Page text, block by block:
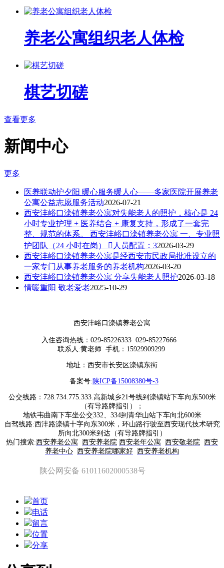
养老公寓组织老人体检
棋艺切磋
查看更多
新闻中心
更多
医养联动护夕阳 暖心服务暖人心——多家医院开展养老
公寓公益志愿服务活动2026-07-21
西安沣峪口滦镇养老公寓对失能老人的照护，核心是 24
小时专业护理 + 医养结合 + 康复支持，形成了一套完
整、规范的体系。 西安沣峪口滦镇养老公寓 一、专业照
护团队（24 小时在岗） 人员配置：32026-03-29
西安沣峪口滦镇养老公寓是经西安市民政局批准设立的
一家专门从事养老服务的养老机构2026-03-20
西安沣峪口滦镇养老公寓 分享失能老人照护2026-03-18
情暖重阳 敬老爱老2025-10-29
西安沣峪口滦镇养老公寓
入住咨询热线：029-85226333 029-85227666
联系人:黄老师 手机：15929909299
地址：西安市长安区滦镇东街
备案号: 陕ICP备15008380号-3
公交线路：728.734.775.333.高新城乡21号线到滦镇站下车向东500米
（有导路牌指引）；
地铁韦曲南下车坐公交332、334到青华山站下车向北600米
自驾线路:西沣路滦镇十字向东300米，环山路行驶至西安现代技术研究
所向北300米到达（有导路牌指引）
热门搜索:西安养老公寓 西安养老院 西安老年公寓 西安敬老院 西安
养老中心 西安养老院哪家好 西安养老机构
陕公网安备 61011602000538号
首页
电话
留言
位置
分享